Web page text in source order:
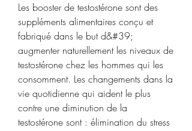
Les booster de testostérone sont des
suppléments alimentaires conçu et
fabriqué dans le but d&#39;
augmenter naturellement les niveaux de
testostérone chez les hommes qui les
consomment. Les changements dans la
vie quotidienne qui aident le plus
contre une diminution de la
testostérone sont : élimination du stress